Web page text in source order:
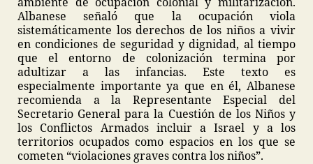
Albanese señaló que la ocupación viola
sistemáticamente los derechos de los niños a vivir
en condiciones de seguridad y dignidad, al tiempo
que el entorno de colonización termina por
adultizar a las infancias. Este texto es
especialmente importante ya que en él, Albanese
recomienda a la Representante Especial del
Secretario General para la Cuestión de los Niños y
los Conflictos Armados incluir a Israel y a los
territorios ocupados como espacios en los que se
cometen “violaciones graves contra los niños”.